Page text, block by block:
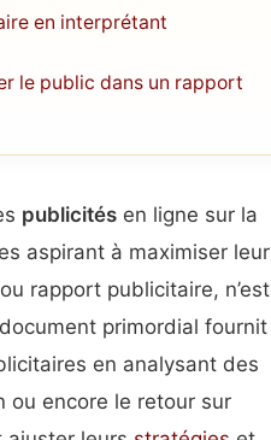
en interprétant
le public dans un rapport
publicités en ligne sur la
aspirant à maximiser leur
rapport publicitaire, n’est
primordial fournit
en analysant des
ou encore le retour sur